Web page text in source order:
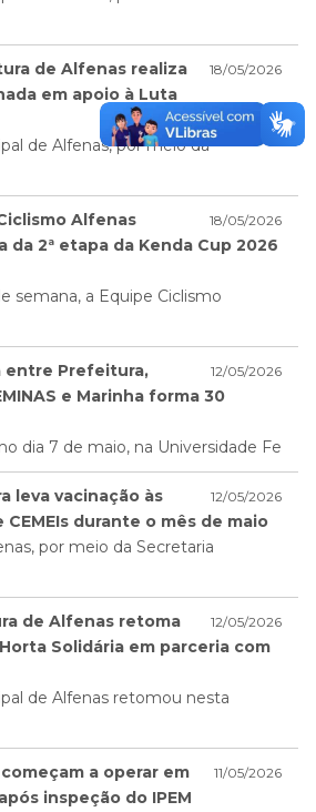
18/05/2026
de Alfenas realiza
em apoio à Luta
de Alfenas, por meio da
18/05/2026
Alfenas
da 2ª etapa da Kenda Cup 2026
semana, a Equipe Ciclismo
12/05/2026
entre Prefeitura,
e Marinha forma 30
dia 7 de maio, na Universidade Fe
12/05/2026
leva vacinação às
CEMEIs durante o mês de maio
por meio da Secretaria
12/05/2026
de Alfenas retoma
Solidária em parceria com
de Alfenas retomou nesta
11/05/2026
a operar em
inspeção do IPEM